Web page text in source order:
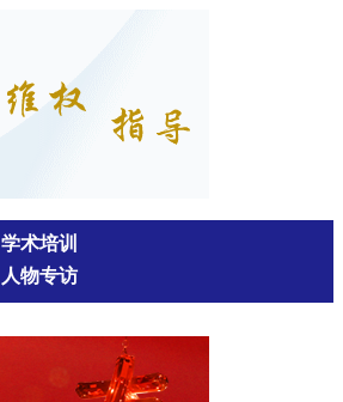
学术培训
人物专访